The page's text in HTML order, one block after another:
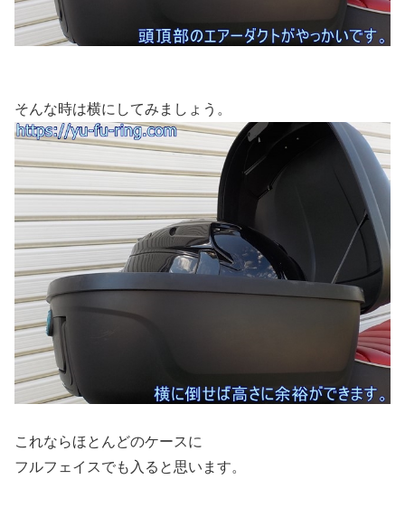
そんな時は横にしてみましょう。
これならほとんどのケースに
フルフェイスでも入ると思います。